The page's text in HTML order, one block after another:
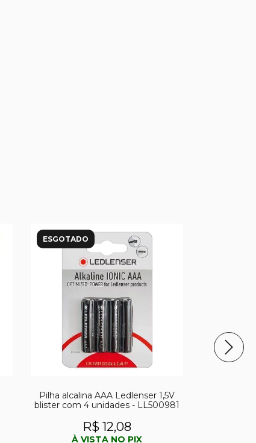
ESGOTADO
Pilha alcalina AAA Ledlenser 1,5V
blister com 4 unidades - LL500981
R$ 12,08
À VISTA NO PIX